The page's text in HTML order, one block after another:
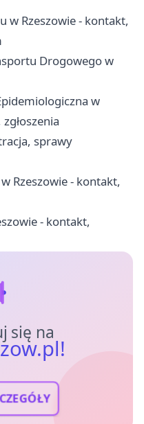
w Rzeszowie - kontakt,
Drogowego w
w
sprawy
Rzeszowie - kontakt,
- kontakt,
się na